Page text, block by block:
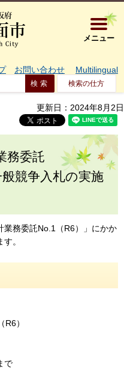
大阪府箕
メニュー
お問い合わせ Multilingual
検索の仕方
更新日：2024年8月2日
務委託
競争入札の実施
業務委託No.1（R6）」にかか
。
）
で